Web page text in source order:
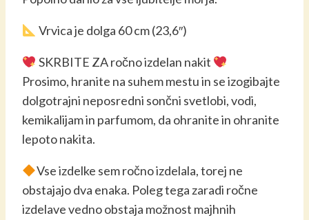
Vrvica je dolga 60 cm (23,6″)
SKRBITE ZA ročno izdelan nakit
Prosimo, hranite na suhem mestu in se izogibajte
dolgotrajni neposredni sončni svetlobi, vodi,
kemikalijam in parfumom, da ohranite in ohranite
lepoto nakita.
Vse izdelke sem ročno izdelala, torej ne
obstajajo dva enaka. Poleg tega zaradi ročne
izdelave vedno obstaja možnost majhnih